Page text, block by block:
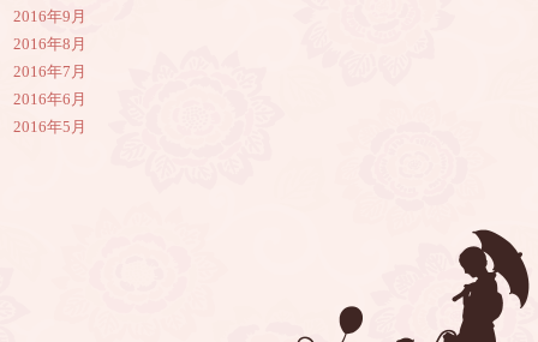
2016年9月
2016年8月
2016年7月
2016年6月
2016年5月